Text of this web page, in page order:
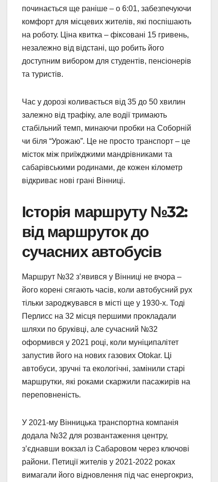
починається ще раніше – о 6:01, забезпечуючи
комфорт для місцевих жителів, які поспішають
на роботу. Ціна квитка – фіксовані 15 гривень,
незалежно від відстані, що робить його
доступним вибором для студентів, пенсіонерів
та туристів.
Час у дорозі коливається від 35 до 50 хвилин
залежно від трафіку, але водії тримають
стабільний темп, минаючи пробки на Соборній
чи біля “Урожаю”. Це не просто транспорт – це
місток між приїжджими мандрівниками та
сабарівськими родинами, де кожен кілометр
відкриває нові грані Вінниці.
Історія маршруту №32:
від маршруток до
сучасних автобусів
Маршрут №32 з’явився у Вінниці не вчора –
його корені сягають часів, коли автобусний рух
тільки зароджувався в місті ще у 1930-х. Тоді
Перлисс на 32 місця першими прокладали
шляхи по бруківці, але сучасний №32
оформився у 2021 році, коли муніципалітет
запустив його на нових газових Otokar. Ці
автобуси, зручні та екологічні, замінили старі
маршрутки, які роками скаржили пасажирів на
переповненість.
У 2021-му Вінницька транспортна компанія
додала №32 для розвантаження центру,
з’єднавши вокзал із Сабаровом через ключові
райони. Петиції жителів у 2021-2022 роках
вимагали його відновлення під час енергокриз,